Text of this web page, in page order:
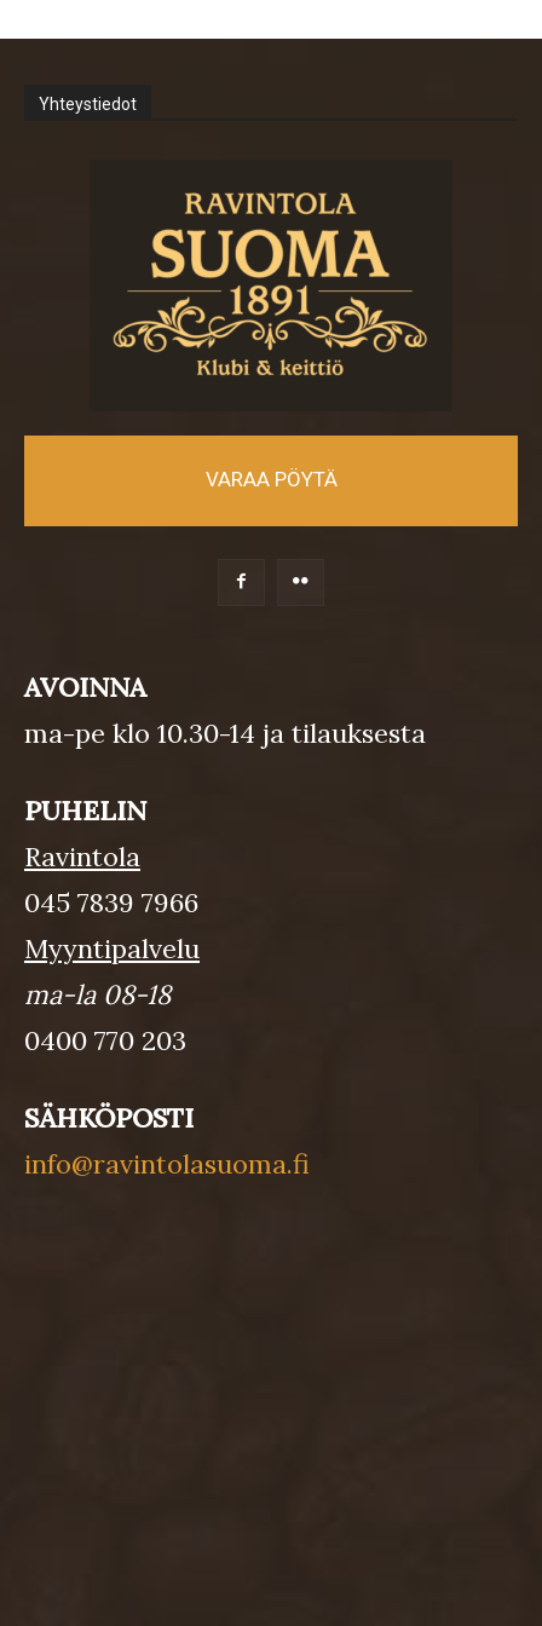
Yhteystiedot
VARAA PÖYTÄ
AVOINNA
ma-pe klo 10.30-14 ja tilauksesta
PUHELIN
Ravintola
045 7839 7966
Myyntipalvelu
ma-la 08-18
0400 770 203
SÄHKÖPOSTI
info@ravintolasuoma.fi